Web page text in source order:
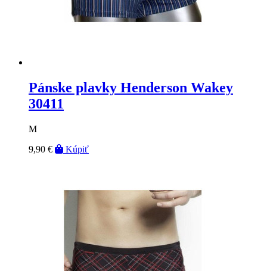
Pánske plavky Henderson Wakey
30411
M
9,90 €
Kúpiť